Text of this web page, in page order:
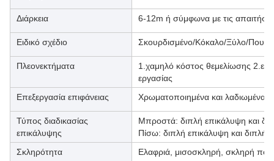
Διάρκεια 6-12m ή σύμφωνα με τις
Ειδικό σχέδιο Σκουρδισμένο/Κόκαλο/Ξύλο/
Πλεονεκτήματα
1.χαμηλό κόστος θεμελίωσης
εργασίας
Επεξεργασία επιφάνειας
Χρωματοποιημένα και λαδιωμένα,
Τύπος διαδικασίας
επικάλυψης
Μπροστά: διπλή επικάλυψη και
Πίσω: διπλή επικάλυψη και διπλή
Σκληρότητα
Ελαφριά, μισοσκληρή, σκληρή